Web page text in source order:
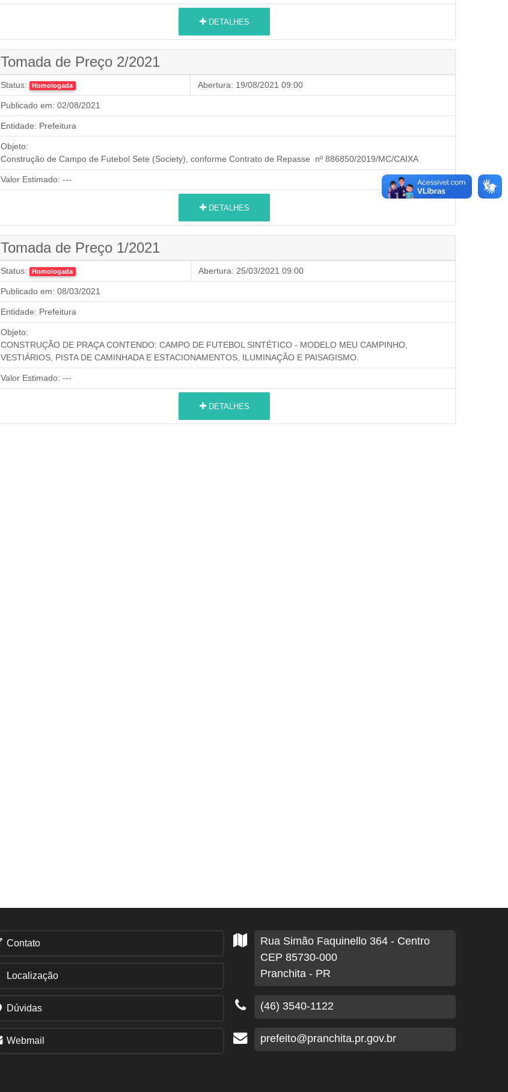
DETALHES
Tomada de Preço 2/2021
Status: Homologada Abertura: 19/08/2021 09:00
Publicado em: 02/08/2021
Entidade: Prefeitura
Objeto:
Construção de Campo de Futebol Sete (Society), conforme Contrato de Repasse nº 886850/2019/MC/CAIXA
Valor Estimado: ---
DETALHES
Tomada de Preço 1/2021
Status: Homologada Abertura: 25/03/2021 09:00
Publicado em: 08/03/2021
Entidade: Prefeitura
Objeto:
CONSTRUÇÃO DE PRAÇA CONTENDO: CAMPO DE FUTEBOL SINTÉTICO - MODELO MEU CAMPINHO,
VESTIÁRIOS, PISTA DE CAMINHADA E ESTACIONAMENTOS, ILUMINAÇÃO E PAISAGISMO.
Valor Estimado: ---
DETALHES
Contato
Localização
Dúvidas
Webmail
Rua Simão Faquinello 364 - Centro
CEP 85730-000
Pranchita - PR
(46) 3540-1122
prefeito@pranchita.pr.gov.br